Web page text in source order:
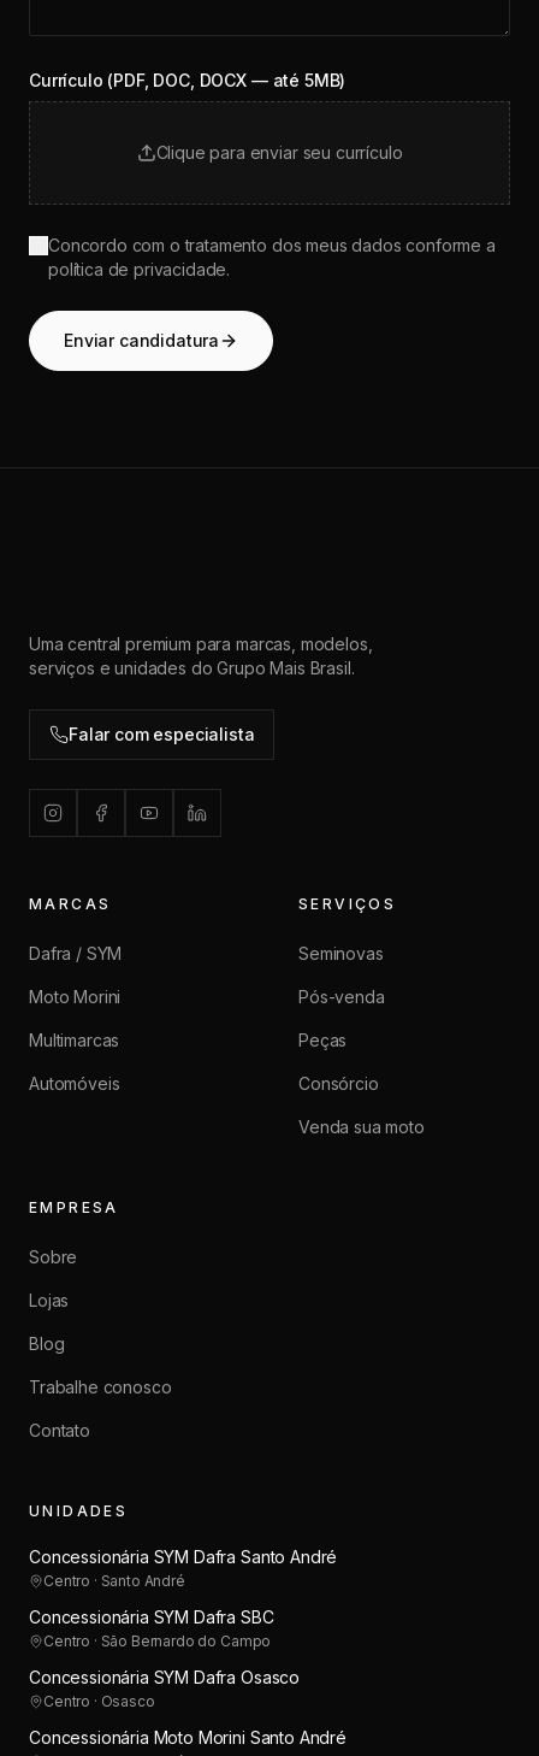
Currículo (PDF, DOC, DOCX — até 5MB)
Clique para enviar seu currículo
Concordo com o tratamento dos meus dados conforme a
política de privacidade.
Enviar candidatura
Uma central premium para marcas, modelos,
serviços e unidades do Grupo Mais Brasil.
Falar com especialista
MARCAS
Dafra / SYM
Moto Morini
Multimarcas
Automóveis
SERVIÇOS
Seminovas
Pós-venda
Peças
Consórcio
Venda sua moto
EMPRESA
Sobre
Lojas
Blog
Trabalhe conosco
Contato
UNIDADES
Concessionária SYM Dafra Santo André
Centro · Santo André
Concessionária SYM Dafra SBC
Centro · São Bernardo do Campo
Concessionária SYM Dafra Osasco
Centro · Osasco
Concessionária Moto Morini Santo André